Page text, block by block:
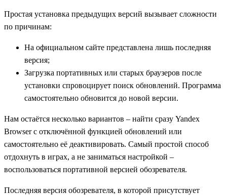
Простая установка предыдущих версий вызывает сложности
по причинам:
На официальном сайте представлена лишь последняя
версия;
Загрузка портативных или старых браузеров после
установки спровоцирует поиск обновлений. Программа
самостоятельно обновится до новой версии.
Нам остаётся несколько вариантов – найти сразу Yandex
Browser с отключённой функцией обновлений или
самостоятельно её деактивировать. Самый простой способ
отдохнуть в играх, а не заниматься настройкой –
воспользоваться портативной версией обозревателя.
Последняя версия обозревателя, в которой присутствует